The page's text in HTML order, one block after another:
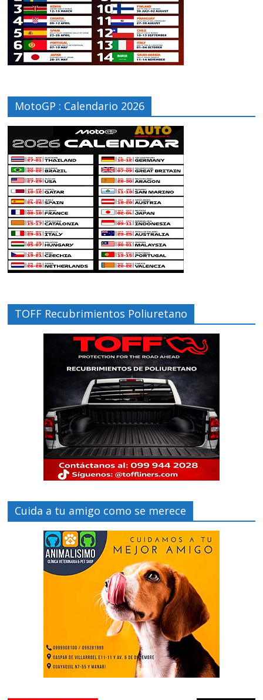
MotoGP : Calendario 2026
TOFF Recubrimientos Poliuretano
Cuida a tu amigo como se merece